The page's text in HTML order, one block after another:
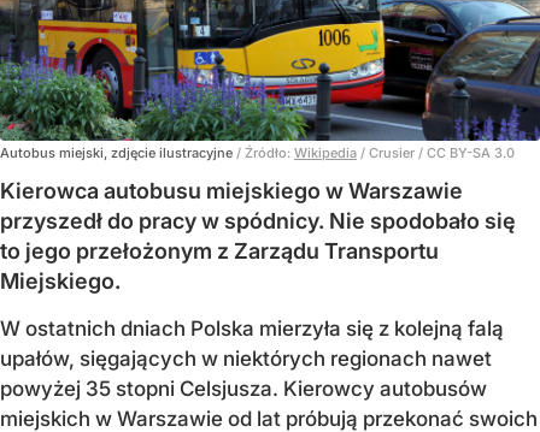
Autobus miejski, zdjęcie ilustracyjne / Źródło: Wikipedia / Crusier / CC BY-SA 3.0
Kierowca autobusu miejskiego w Warszawie
przyszedł do pracy w spódnicy. Nie spodobało się
to jego przełożonym z Zarządu Transportu
Miejskiego.
W ostatnich dniach Polska mierzyła się z kolejną falą
upałów, sięgających w niektórych regionach nawet
powyżej 35 stopni Celsjusza. Kierowcy autobusów
miejskich w Warszawie od lat próbują przekonać swoich